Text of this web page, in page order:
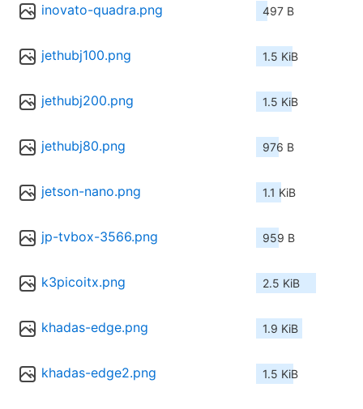
inovato-quadra.png 497 B
jethubj100.png 1.5 KiB
jethubj200.png 1.5 KiB
jethubj80.png 976 B
jetson-nano.png 1.1 KiB
jp-tvbox-3566.png 959 B
k3picoitx.png 2.5 KiB
khadas-edge.png 1.9 KiB
khadas-edge2.png 1.5 KiB